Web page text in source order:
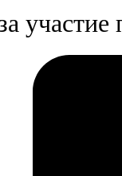
участие